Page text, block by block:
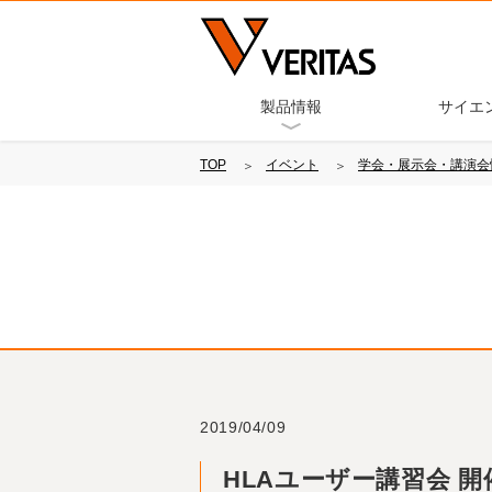
製品情報 サイエ
TOP イベント 学会・展示会・講演
2019/04/09
HLAユーザー講習会 開